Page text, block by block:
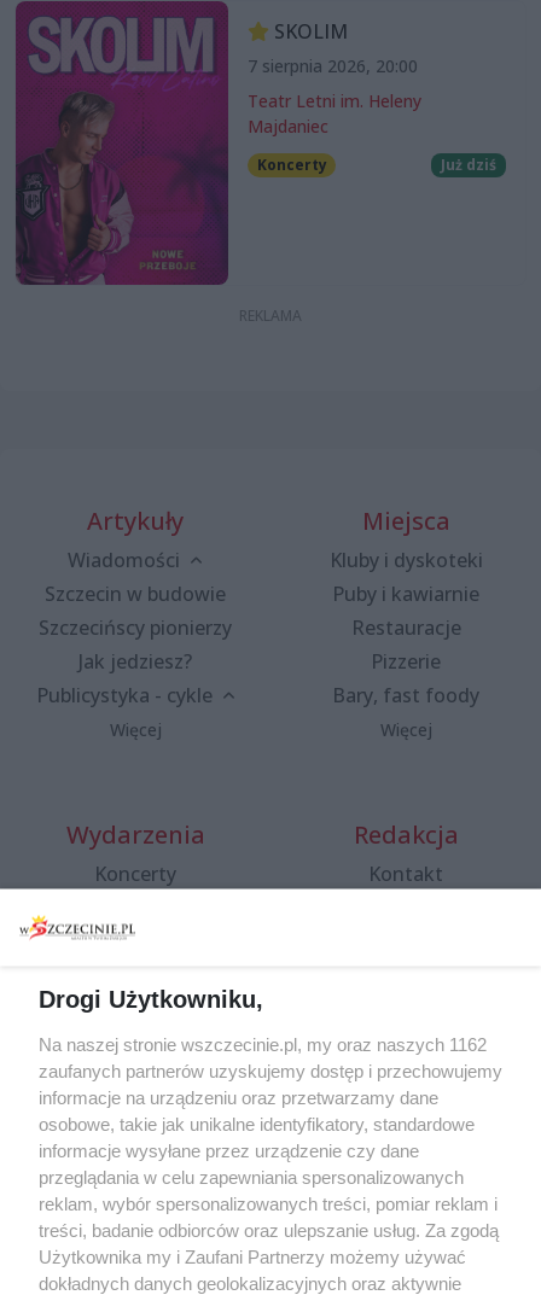
SKOLIM
7 sierpnia 2026, 20:00
Teatr Letni im. Heleny
Majdaniec
Koncerty Już dziś
Artykuły
Wiadomości
Szczecin w budowie
Szczecińscy pionierzy
Jak jedziesz?
Publicystyka - cykle
Więcej
Miejsca
Kluby i dyskoteki
Puby i kawiarnie
Restauracje
Pizzerie
Bary, fast foody
Więcej
Wydarzenia
Koncerty
Spacery i oprowadzania
targi
Wernisaże
Więcej
Redakcja
Kontakt
Specjalny koncert z okazji
20. urodzin portalu
wSzczecinie.pl
Regulamin konkursów
śniadaniówka "Hej
Szczecin! Jest piątek!"
Drogi Użytkowniku,
Na naszej stronie wszczecinie.pl, my oraz naszych 1162
zaufanych partnerów uzyskujemy dostęp i przechowujemy
informacje na urządzeniu oraz przetwarzamy dane
osobowe, takie jak unikalne identyfikatory, standardowe
informacje wysyłane przez urządzenie czy dane
przeglądania w celu zapewniania spersonalizowanych
reklam, wybór spersonalizowanych treści, pomiar reklam i
treści, badanie odbiorców oraz ulepszanie usług. Za zgodą
Użytkownika my i Zaufani Partnerzy możemy używać
dokładnych danych geolokalizacyjnych oraz aktywnie